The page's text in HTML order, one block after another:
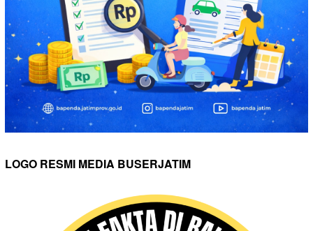
LOGO RESMI MEDIA BUSERJATIM